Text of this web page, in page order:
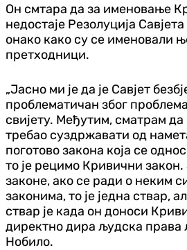
Он смтара да за именовање
недостаје Резолуција
онако како су се именовали
претходници.
„Јасно ми је да је Савјет
проблематичан због
свијету. Међутим, сматрам
требао суздржавати од
поготово закона која се
то је рецимо Кривични
законе, ако се ради о неким
законима, то је једна ствар,
ствар је када он доноси
директно дира људска права
Нобило.